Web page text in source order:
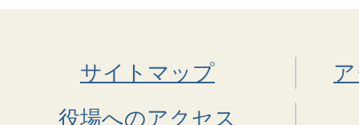
サイトマップ
役場へのアクセス